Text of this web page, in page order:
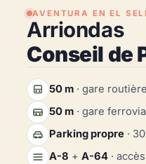
AVENTURA EN EL
Arriondas
Conseil de
50 m · gare
50 m · gare
Parking propre ·
A-8 +A-64 ·